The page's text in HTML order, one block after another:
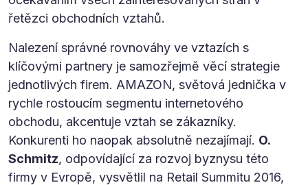
řetězci obchodních vztahů.
Nalezení správné rovnováhy ve vztazích s
klíčovými partnery je samozřejmě věcí strategie
jednotlivých firem. AMAZON, světová jednička v
rychle rostoucím segmentu internetového
obchodu, akcentuje vztah se zákazníky.
Konkurenti ho naopak absolutně nezajímají. O.
Schmitz, odpovídající za rozvoj byznysu této
firmy v Evropě, vysvětlil na Retail Summitu 2016,